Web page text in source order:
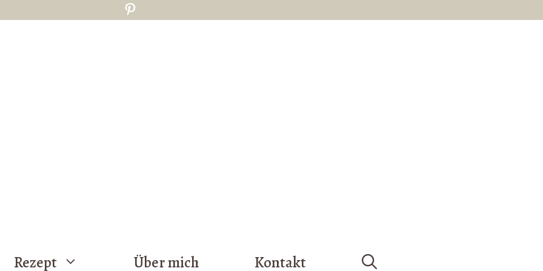
Pinterest
Rezept Über mich Kontakt